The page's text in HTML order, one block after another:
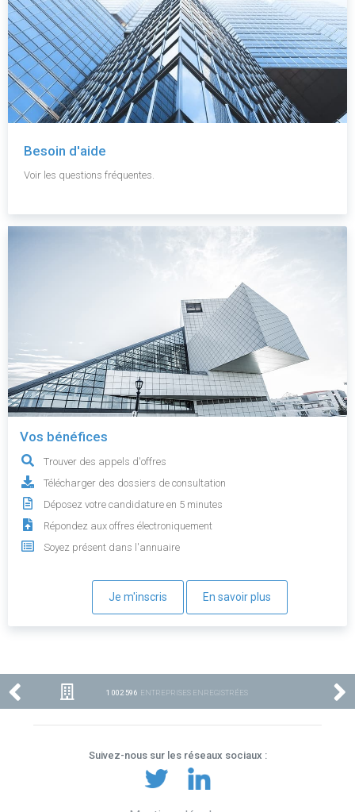
Besoin d'aide
Voir les questions fréquentes.
Vos bénéfices
Trouver des appels d'offres
Télécharger des dossiers de consultation
Déposez votre candidature en 5 minutes
Répondez aux offres électroniquement
Soyez présent dans l'annuaire
Je m'inscris En savoir plus
1 002 596 ENTREPRISES ENREGISTRÉES
Suivez-nous sur les réseaux sociaux :